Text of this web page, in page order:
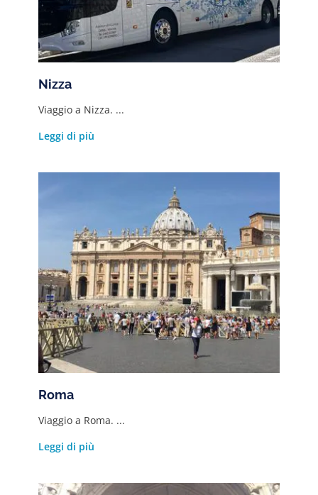
Nizza
Viaggio a Nizza. ...
Leggi di più
Roma
Viaggio a Roma. ...
Leggi di più